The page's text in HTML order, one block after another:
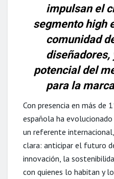
impulsan el
segmento high
comunidad
potencial del
para la
Con presencia en más de
española ha
un referente
clara: anticipar el futuro
innovación, la
con quienes lo habitan y